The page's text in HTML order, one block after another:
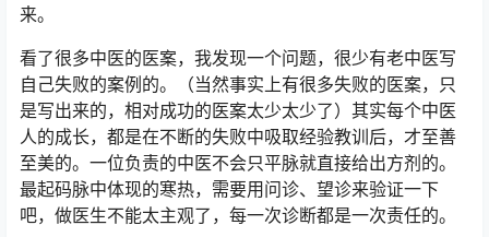
来。
看了很多中医的医案，我发现一个问题，很少有老中医写
自己失败的案例的。（当然事实上有很多失败的医案，只
是写出来的，相对成功的医案太少太少了）其实每个中医
人的成长，都是在不断的失败中吸取经验教训后，才至善
至美的。一位负责的中医不会只平脉就直接给出方剂的。
最起码脉中体现的寒热，需要用问诊、望诊来验证一下
吧，做医生不能太主观了，每一次诊断都是一次责任的。